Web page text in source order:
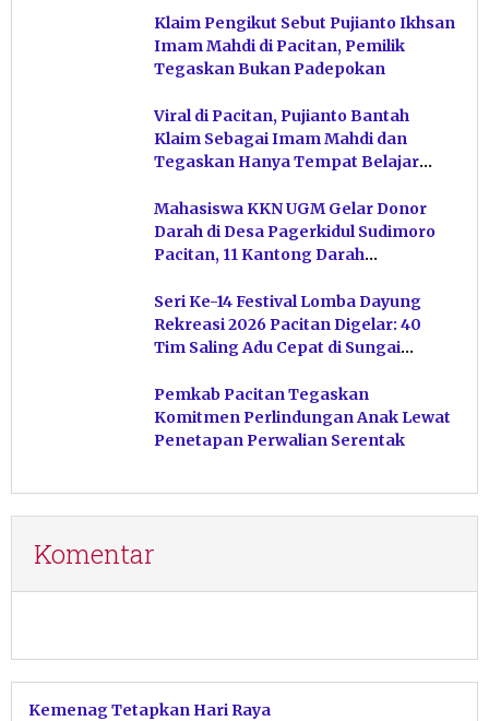
Klaim Pengikut Sebut Pujianto Ikhsan
Imam Mahdi di Pacitan, Pemilik
Tegaskan Bukan Padepokan
Viral di Pacitan, Pujianto Bantah
Klaim Sebagai Imam Mahdi dan
Tegaskan Hanya Tempat Belajar
Mahasiswa KKN UGM Gelar Donor
Darah di Desa Pagerkidul Sudimoro
Pacitan, 11 Kantong Darah
Seri Ke-14 Festival Lomba Dayung
Rekreasi 2026 Pacitan Digelar: 40
Tim Saling Adu Cepat di Sungai
Pemkab Pacitan Tegaskan
Komitmen Perlindungan Anak Lewat
Penetapan Perwalian Serentak
Komentar
Kemenag Tetapkan Hari Raya